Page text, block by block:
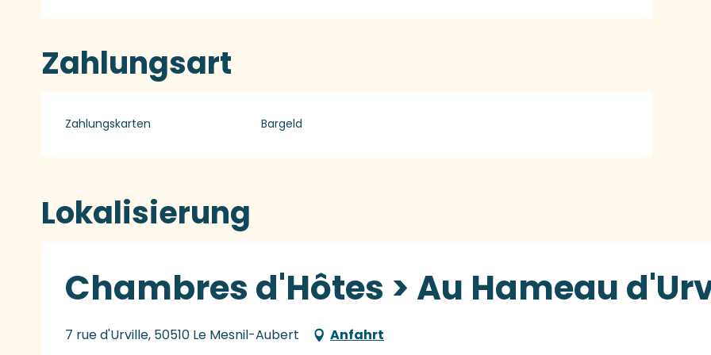
Zahlungsart
Zahlungskarten Bargeld
Lokalisierung
Chambres d'Hôtes > Au Hameau
7 rue d'Urville, 50510 Le Mesnil-Aubert Anfahrt